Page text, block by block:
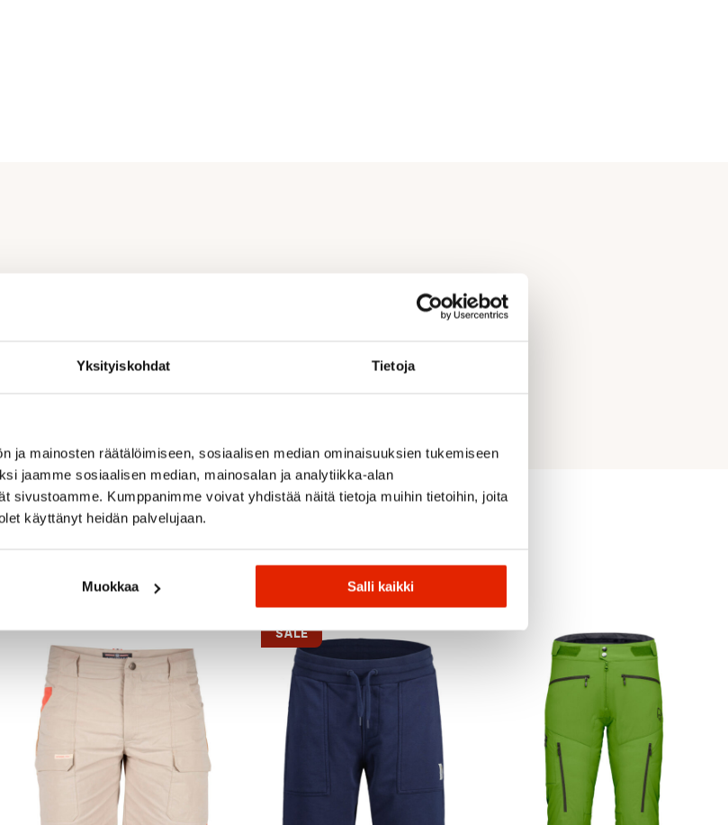
Yksityiskohdat Tietoja
ja mainosten räätälöimiseen, sosiaalisen median ominaisuuksien tukemiseen
jaamme sosiaalisen median, mainosalan ja analytiikka-alan
sivustoamme. Kumppanimme voivat yhdistää näitä tietoja muihin tietoihin, joita
käyttänyt heidän palvelujaan.
Muokkaa Salli kaikki
SALE